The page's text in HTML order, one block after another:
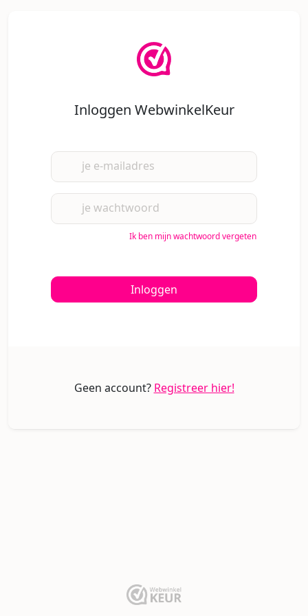
Inloggen WebwinkelKeur
je e-mailadres
je wachtwoord
Ik ben mijn wachtwoord vergeten
Inloggen
Geen account? Registreer hier!